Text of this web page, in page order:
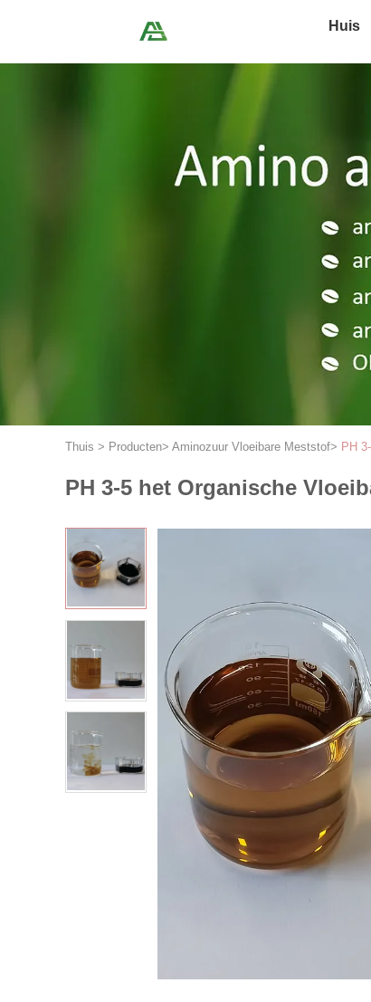
Huis
Thuis > Producten> Aminozuur Vloeibare Meststof> PH
PH 3-5 het Organische